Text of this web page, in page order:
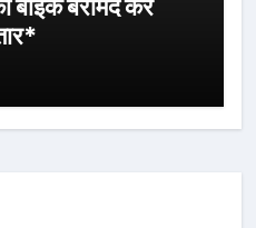
बाइक बरामद कर